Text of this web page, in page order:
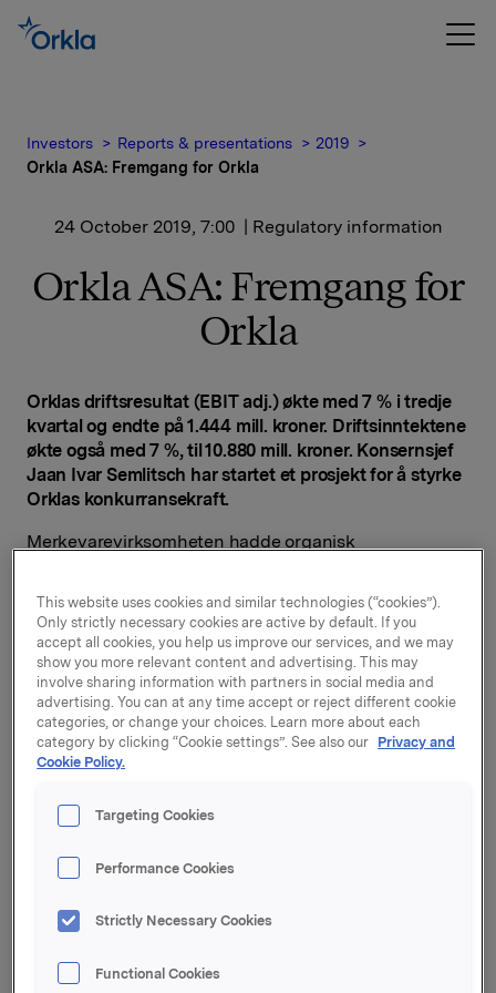
Investors Reports & presentations
2019
Orkla ASA: Fremgang for Orkla
24 October 2019, 7:00 | Regulatory information
Orkla ASA: Fremgang for
Orkla
Orklas driftsresultat (EBIT adj.) økte med 7 % i tredje
kvartal og endte på 1.444 mill. kroner. Driftsinntektene
økte også med 7 %, til 10.880 mill. kroner. Konsernsjef
Jaan Ivar Semlitsch har startet et prosjekt for å styrke
Orklas konkurransekraft.
Merkevarevirksomheten hadde organisk
Orklas merkevarevirksomhet har hatt et
tilfredsstillende kvartal, med vekst både på topp- og
bunnlinje. Alle de fire forretningsområdene leverte
organisk vekst i kvartalet.Det er positivt å se at vi
etter et relativt sterkt 3. kvartal i fjor fortsatt klarer å
levere resultatvekst, dog med variasjoner mellom
resultatfremgang,
Semlitsch som legger til:
Vi skal levere på de finansielle målene mot 2021. Jeg
best mulig for å øke den organiske veksten og
tydeligere M&A-agenda. D
This website uses cookies and similar technologies (“cookies”).
Only strictly necessary cookies are active by default. If you
accept all cookies, you help us improve our services, and we may
show you more relevant content and advertising. This may
involve sharing information with partners in social media and
advertising. You can at any time accept or reject different cookie
categories, or change your choices. Learn more about each
category by clicking “Cookie settings”. See also our Privacy and
Cookie Policy.
Targeting Cookies
Performance Cookies
Strictly Necessary Cookies
Functional Cookies